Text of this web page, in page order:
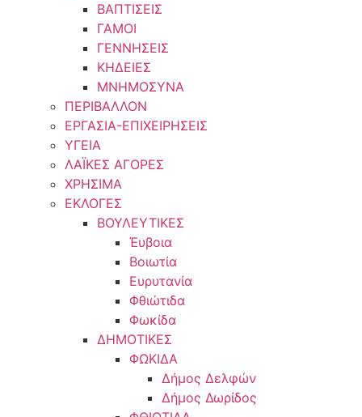
ΒΑΠΤΙΣΕΙΣ
ΓΑΜΟΙ
ΓΕΝΝΗΣΕΙΣ
ΚΗΔΕΙΕΣ
ΜΝΗΜΟΣΥΝΑ
ΠΕΡΙΒΑΛΛΟΝ
ΕΡΓΑΣΙΑ-ΕΠΙΧΕΙΡΗΣΕΙΣ
ΥΓΕΙΑ
ΛΑΪΚΕΣ ΑΓΟΡΕΣ
ΧΡΗΣΙΜΑ
ΕΚΛΟΓΕΣ
ΒΟΥΛΕΥΤΙΚΕΣ
Έυβοια
Βοιωτία
Ευρυτανία
Φθιώτιδα
Φωκίδα
ΔΗΜΟΤΙΚΕΣ
ΦΩΚΙΔΑ
Δήμος Δελφών
Δήμος Δωρίδος